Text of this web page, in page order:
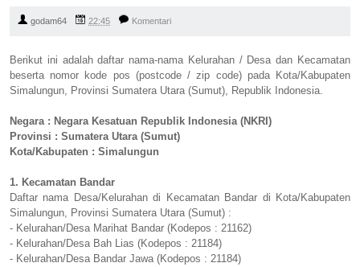
godam64 22:45 Komentari
Berikut ini adalah daftar nama-nama Kelurahan / Desa dan Kecamatan
beserta nomor kode pos (postcode / zip code) pada Kota/Kabupaten
Simalungun, Provinsi Sumatera Utara (Sumut), Republik Indonesia.
Negara : Negara Kesatuan Republik Indonesia (NKRI)
Provinsi : Sumatera Utara (Sumut)
Kota/Kabupaten : Simalungun
1. Kecamatan Bandar
Daftar nama Desa/Kelurahan di Kecamatan Bandar di Kota/Kabupaten
Simalungun, Provinsi Sumatera Utara (Sumut) :
- Kelurahan/Desa Marihat Bandar (Kodepos : 21162)
- Kelurahan/Desa Bah Lias (Kodepos : 21184)
- Kelurahan/Desa Bandar Jawa (Kodepos : 21184)